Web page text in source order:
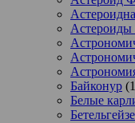
Астероиды
Байконур
Белые
Бетельгейзе